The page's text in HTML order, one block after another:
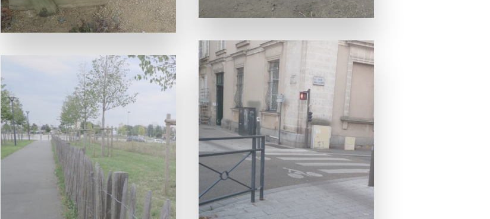
Lire la suite
Lire la suite